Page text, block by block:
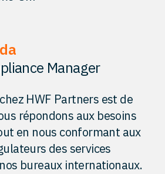
Manager
HWF Partners est de
répondons aux besoins
en nous conformant aux
des services
bureaux internationaux.